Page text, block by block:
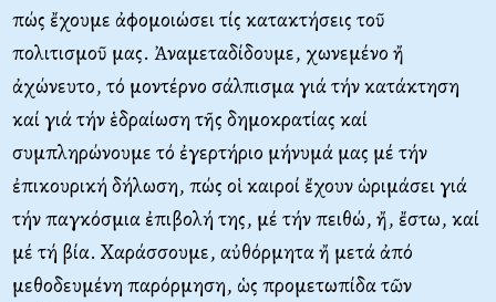
πώς ἔχουμε ἀφομοιώσει τίς κατακτήσεις τοῦ
πολιτισμοῦ μας. Ἀναμεταδίδουμε, χωνεμένο ἤ
ἀχώνευτο, τό μοντέρνο σάλπισμα γιά τήν κατάκτηση
καί γιά τήν ἑδραίωση τῆς δημοκρατίας καί
συμπληρώνουμε τό ἐγερτήριο μήνυμά μας μέ τήν
ἐπικουρική δήλωση, πώς οἱ καιροί ἔχουν ὡριμάσει γιά
τήν παγκόσμια ἐπιβολή της, μέ τήν πειθώ, ἤ, ἔστω, καί
μέ τή βία. Χαράσσουμε, αὐθόρμητα ἤ μετά ἀπό
μεθοδευμένη παρόρμηση, ὡς προμετωπίδα τῶν